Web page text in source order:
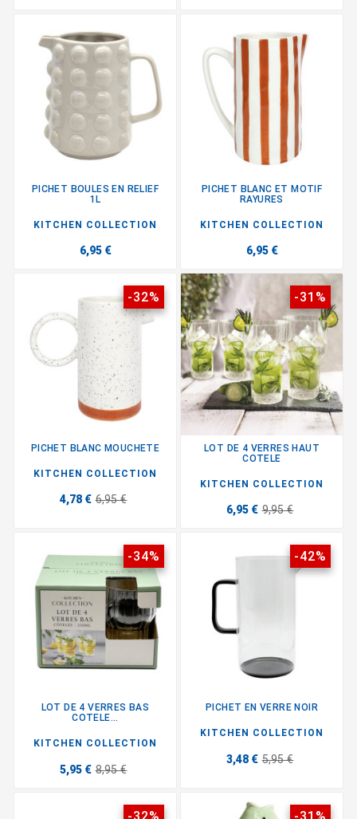
PICHET BOULES EN RELIEF
1L
KITCHEN COLLECTION
6,95 €
PICHET BLANC ET MOTIF
RAYURES
KITCHEN COLLECTION
6,95 €
-32%
PICHET BLANC MOUCHETE
KITCHEN COLLECTION
4,78 € 6,95 €
-31%
LOT DE 4 VERRES HAUT
COTELE
KITCHEN COLLECTION
6,95 € 9,95 €
-34%
LOT DE 4 VERRES BAS
COTELE...
KITCHEN COLLECTION
5,95 € 8,95 €
-42%
PICHET EN VERRE NOIR
KITCHEN COLLECTION
3,48 € 5,95 €